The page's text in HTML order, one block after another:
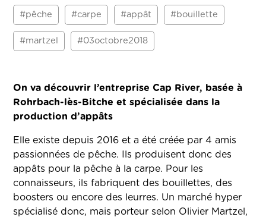
#pêche #carpe #appât #bouillette
#martzel #03octobre2018
On va découvrir l’entreprise Cap River, basée à
Rohrbach-lès-Bitche et spécialisée dans la
production d’appâts
Elle existe depuis 2016 et a été créée par 4 amis
passionnées de pêche. Ils produisent donc des
appâts pour la pêche à la carpe. Pour les
connaisseurs, ils fabriquent des bouillettes, des
boosters ou encore des leurres. Un marché hyper
spécialisé donc, mais porteur selon Olivier Martzel,